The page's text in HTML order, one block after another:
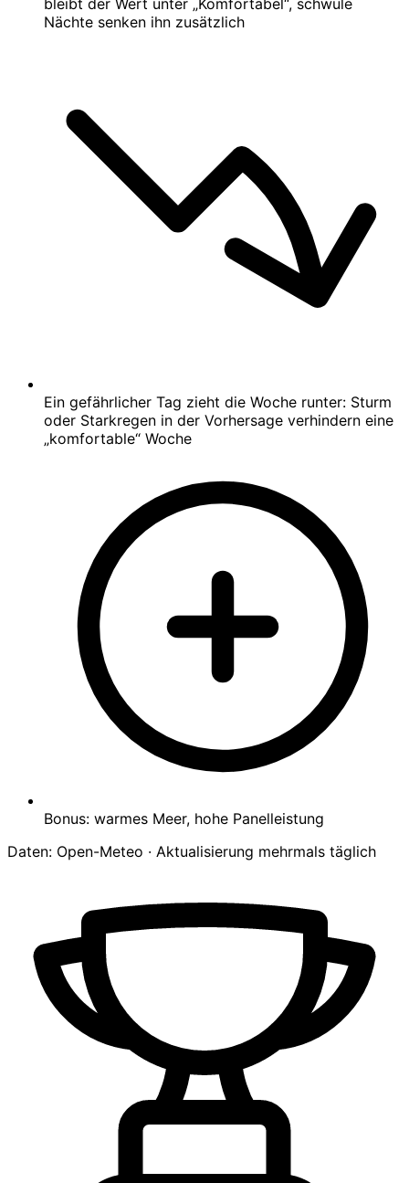
bleibt der Wert unter „Komfortabel“, schwüle
Nächte senken ihn zusätzlich
Ein gefährlicher Tag zieht die Woche runter: Sturm
oder Starkregen in der Vorhersage verhindern eine
„komfortable“ Woche
Bonus: warmes Meer, hohe Panelleistung
Daten: Open-Meteo · Aktualisierung mehrmals täglich